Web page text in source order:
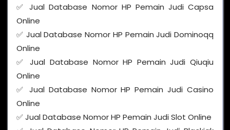
✅ Jual Database Nomor HP Pemain Judi Capsa
Online
✅ Jual Database Nomor HP Pemain Judi Dominoqq
Online
✅ Jual Database Nomor HP Pemain Judi Qiuqiu
Online
✅ Jual Database Nomor HP Pemain Judi Casino
Online
✅ Jual Database Nomor HP Pemain Judi Slot Online